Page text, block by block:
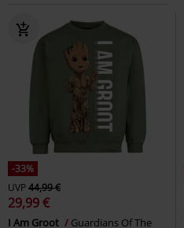
-33%
UVP44,99 €
29,99 €
I Am Groot
Guardians Of The